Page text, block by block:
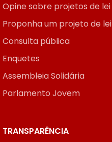
Opine sobre projetos de lei
Proponha um projeto de lei
Consulta pública
Enquetes
Assembleia Solidária
Parlamento Jovem
TRANSPARÊNCIA